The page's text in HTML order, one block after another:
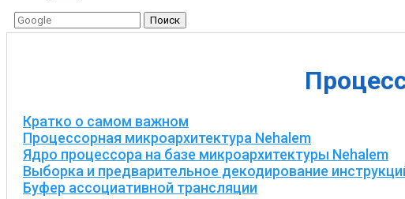
Поиск
Кратко о самом важном
Процессорная микроархитектура Nehalem
Ядро процессора на базе микроархитектуры Nehalem
Выборка и предварительное декодирование
Буфер ассоциативной трансляции